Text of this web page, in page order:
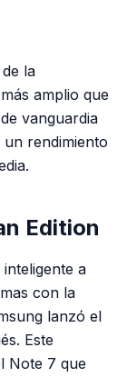
la
amplio que
vanguardia
rendimiento
Edition
a
con la
lanzó el
Este
Note 7 que